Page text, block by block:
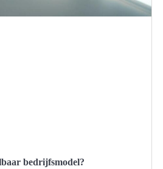
bedrijfsmodel?